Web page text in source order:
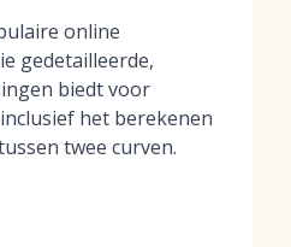
online
gedetailleerde,
biedt voor
het berekenen
twee curven.